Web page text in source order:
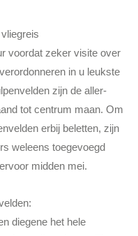
voordat zeker visite over
in u leukste
zijn de aller-
tot centrum maan. Om
erbij beletten, zijn
weleens toegevoegd
midden mei.
diegene het hele